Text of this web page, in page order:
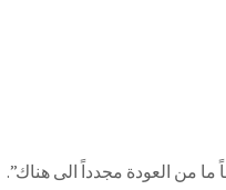
ما من العودة مجدداً الى هناك”.